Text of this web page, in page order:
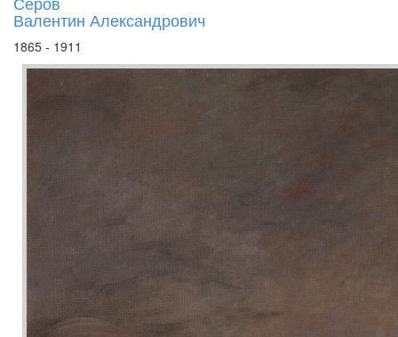
Валентин Александрович
1865 - 1911